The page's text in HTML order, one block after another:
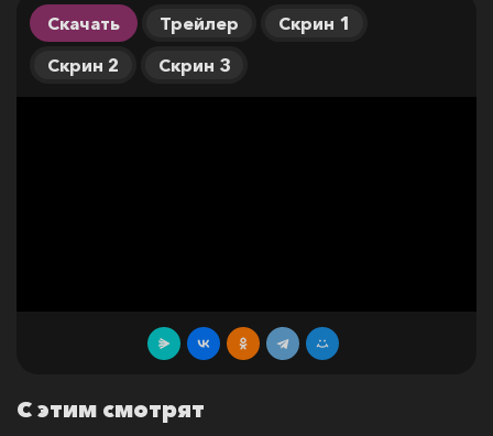
Скачать Трейлер
Скрин 1
Скрин 2
Скрин 3
С этим смотрят